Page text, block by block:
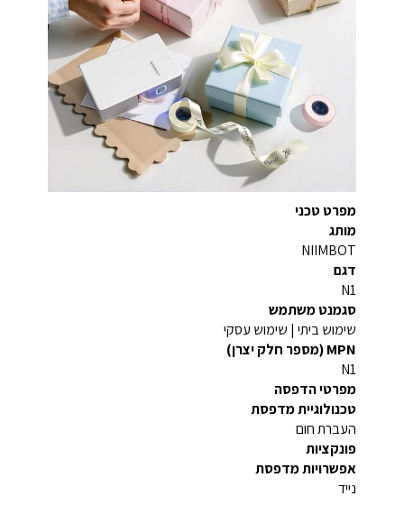
מפרט טכני
מותג
NIIMBOT
דגם
N1
סגמנט משתמש
שימוש ביתי | שימוש עסקי
MPN (מספר חלק יצרן)
N1
מפרטי הדפסה
טכנולוגיית מדפסת
העברת חום
פונקציות
אפשרויות מדפסת
נייד